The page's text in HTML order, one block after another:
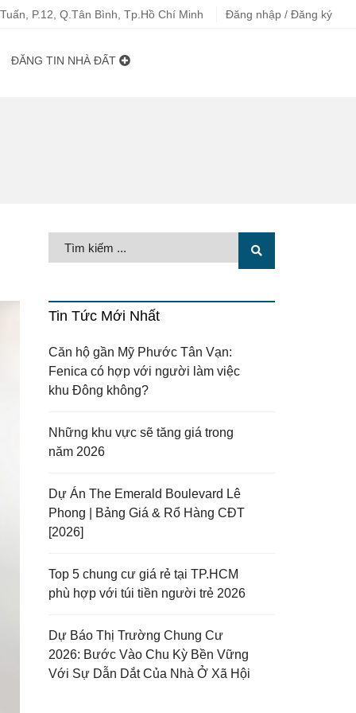
P.12, Q.Tân Bình, Tp.Hồ Chí Minh Đăng nhập / Đăng ký
ĐĂNG TIN NHÀ ĐẤT
Tin Tức Mới Nhất
Căn hộ gần Mỹ Phước Tân Vạn:
Fenica có hợp với người làm việc
khu Đông không?
Những khu vực sẽ tăng giá trong
năm 2026
Dự Án The Emerald Boulevard Lê
Phong | Bảng Giá & Rổ Hàng CĐT
[2026]
Top 5 chung cư giá rẻ tại TP.HCM
phù hợp với túi tiền người trẻ 2026
Dự Báo Thị Trường Chung Cư
2026: Bước Vào Chu Kỳ Bền Vững
Với Sự Dẫn Dắt Của Nhà Ở Xã Hội